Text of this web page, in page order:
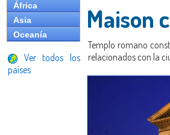
África
Asia
Oceanía
Ver todos los
países
Maison
Templo romano
relacionados con la